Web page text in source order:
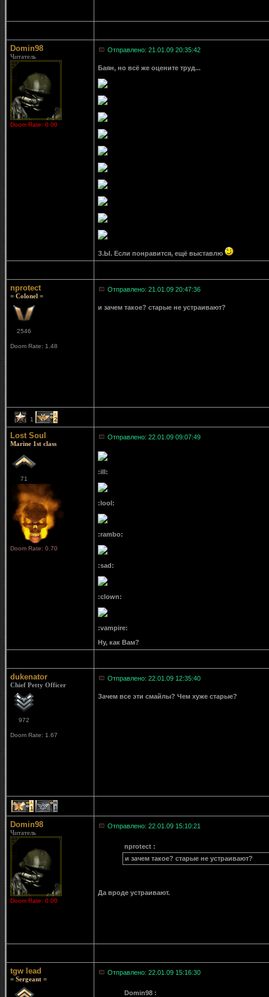
Domin98
Читатель
Doom Rate: 0.00
Отправлено: 21.01.09 20:35:42
Баян, но всё же оцените труд...
З.Ы. Если понравится, ещё выставлю
nprotect
= Colonel =
2546
Doom Rate: 1.48
Отправлено: 21.01.09 20:47:36
и зачем такое? старые не устраивают?
1 2
Lost Soul
Marine 1st class
71
Doom Rate: 0.70
Отправлено: 22.01.09 09:07:49
:ill:
:lool:
:rambo:
:sad:
:clown:
:vampire:
Ну, как Вам?
dukenator
Chief Petty Officer
972
Doom Rate: 1.67
Отправлено: 22.01.09 12:35:40
Зачем все эти смайлы? Чем хуже старые?
1 1
Domin98
Читатель
Doom Rate: 0.00
Отправлено: 22.01.09 15:10:21
nprotect :
и зачем такое? старые не устраивают?
Да вроде устраивают.
tgw lead
= Sergeant =
Отправлено: 22.01.09 15:16:30
Domin98 :